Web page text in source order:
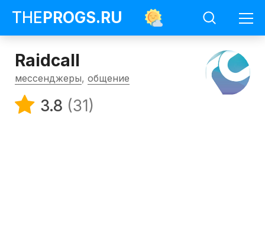
THEPROGS.RU
Raidcall
мессенджеры, общение
3.8 (31)